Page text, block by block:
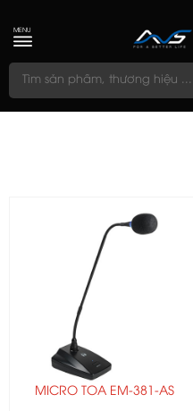
MENU
MICRO TOA EM-381-AS